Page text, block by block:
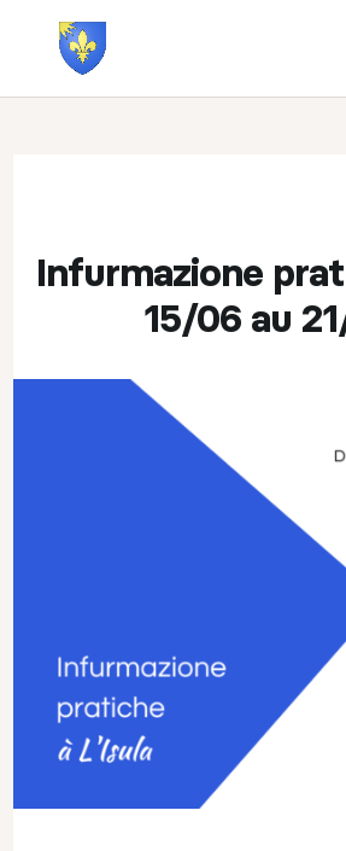
Infurmazione
15/06 au